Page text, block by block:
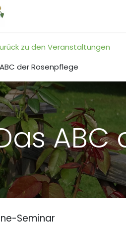
zu den Veranstaltungen
der Rosenpflege
ABC
Seminar